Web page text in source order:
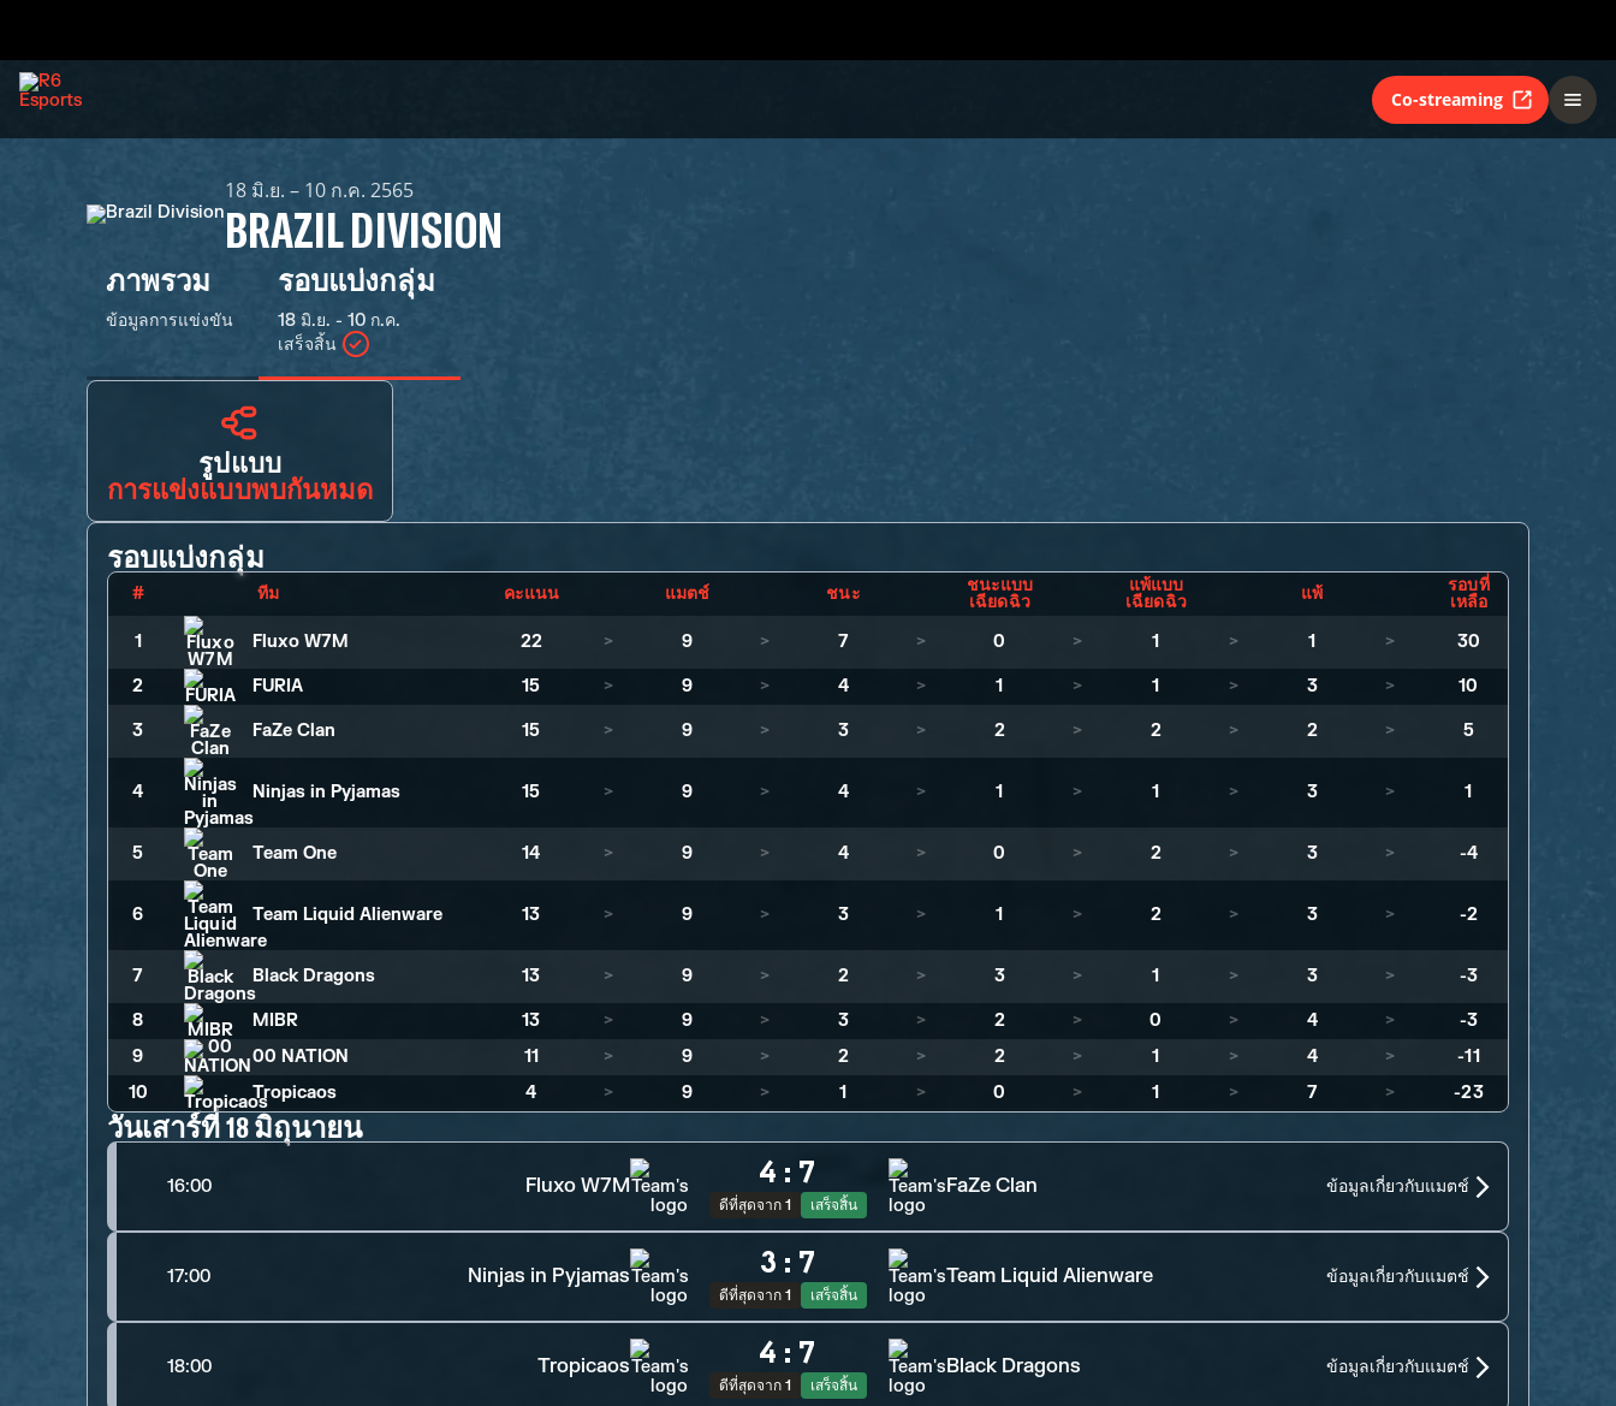
Co-streaming
18 มิ.ย. – 10 ก.ค. 2565
BRAZIL DIVISION
ภาพรวม
ข้อมูลการแข่งขัน
รอบแบ่งกลุ่ม
18 มิ.ย. - 10 ก.ค.
เสร็จสิ้น
รูปแบบ
การแข่งแบบพบกันหมด
รอบแบ่งกลุ่ม
# ทีม คะแนน แมตช์ ชนะ
ชนะแบบ
เฉียดฉิว
แพ้แบบ
เฉียดฉิว
แพ้
รอบที่
เหลือ
1
Fluxo W7M 22 > 9 > 7 > 0 > 1 > 1 > 30
2 FURIA 15 > 9 > 4 > 1 > 1 > 3 > 10
3 FaZe Clan 15 > 9 > 3 > 2 > 2 > 2 > 5
4 Ninjas in Pyjamas 15 > 9 > 4 > 1 > 1 > 3 > 1
5 Team One 14 > 9 > 4 > 0 > 2 > 3 > -4
6 Team Liquid Alienware 13 > 9 > 3 > 1 > 2 > 3 > -2
7 Black Dragons 13 > 9 > 2 > 3 > 1 > 3 > -3
8 MIBR 13 > 9 > 3 > 2 > 0 > 4 >
-3
9
00 NATION 11 > 9 > 2 > 2 > 1 > 4 >
-11
10
Tropicaos 4 > 9 > 1 > 0 > 1 > 7 > -23
วันเสาร์ที่ 18 มิถุนายน
16:00 Fluxo W7M 4 : 7
ดีที่สุดจาก 1 เสร็จสิ้น
FaZe Clan ข้อมูลเกี่ยวกับแมตช์
17:00 Ninjas in Pyjamas 3 : 7
ดีที่สุดจาก 1 เสร็จสิ้น
Team Liquid Alienware ข้อมูลเกี่ยวกับแมตช์
18:00 Tropicaos 4 : 7
ดีที่สุดจาก 1 เสร็จสิ้น
Black Dragons ข้อมูลเกี่ยวกับแมตช์